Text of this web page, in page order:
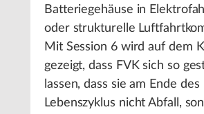
Batteriegehäuse in
oder strukturelle
Mit Session 6 wird auf dem
gezeigt, dass FVK sich so
lassen, dass sie am Ende des
Lebenszyklus nicht Abfall,